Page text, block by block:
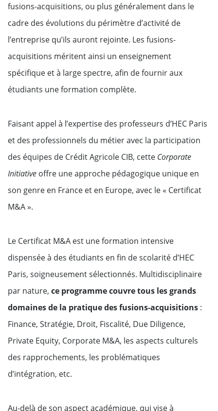
fusions-acquisitions, ou plus généralement dans le
cadre des évolutions du périmètre d’activité de
l’entreprise qu’ils auront rejointe. Les fusions-
acquisitions méritent ainsi un enseignement
spécifique et à large spectre, afin de fournir aux
étudiants une formation complète.
Faisant appel à l’expertise des professeurs d’HEC Paris
et des professionnels du métier avec la participation
des équipes de Crédit Agricole CIB, cette Corporate
Initiative offre une approche pédagogique unique en
son genre en France et en Europe, avec le « Certificat
M&A ».
Le Certificat M&A est une formation intensive
dispensée à des étudiants en fin de scolarité d’HEC
Paris, soigneusement sélectionnés. Multidisciplinaire
par nature, ce programme couvre tous les grands
domaines de la pratique des fusions-acquisitions :
Finance, Stratégie, Droit, Fiscalité, Due Diligence,
Private Equity, Corporate M&A, les aspects culturels
des rapprochements, les problématiques
d’intégration, etc.
Au-delà de son aspect académique, qui vise à